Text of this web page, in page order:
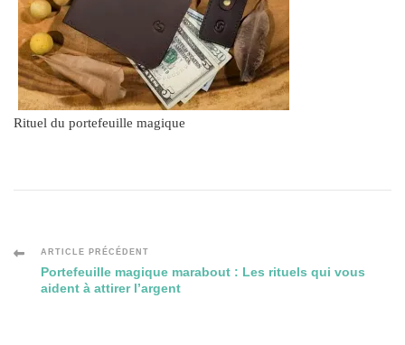
Rituel du portefeuille magique
Navigation
des
ARTICLE PRÉCÉDENT
Portefeuille magique marabout : Les rituels qui vous
aident à attirer l’argent